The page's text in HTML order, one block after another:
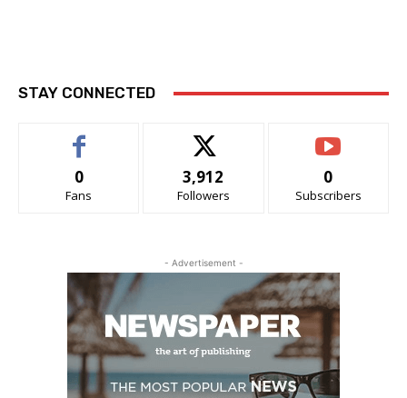
STAY CONNECTED
0
Fans
3,912
Followers
0
Subscribers
- Advertisement -